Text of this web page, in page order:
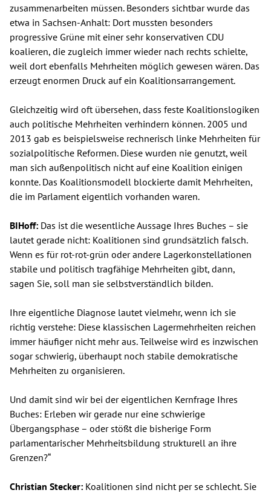
zusammenarbeiten müssen. Besonders sichtbar wurde das
etwa in Sachsen-Anhalt: Dort mussten besonders
progressive Grüne mit einer sehr konservativen CDU
koalieren, die zugleich immer wieder nach rechts schielte,
weil dort ebenfalls Mehrheiten möglich gewesen wären. Das
erzeugt enormen Druck auf ein Koalitionsarrangement.
Gleichzeitig wird oft übersehen, dass feste Koalitionslogiken
auch politische Mehrheiten verhindern können. 2005 und
2013 gab es beispielsweise rechnerisch linke Mehrheiten für
sozialpolitische Reformen. Diese wurden nie genutzt, weil
man sich außenpolitisch nicht auf eine Koalition einigen
konnte. Das Koalitionsmodell blockierte damit Mehrheiten,
die im Parlament eigentlich vorhanden waren.
BIHoff: Das ist die wesentliche Aussage Ihres Buches – sie
lautet gerade nicht: Koalitionen sind grundsätzlich falsch.
Wenn es für rot-rot-grün oder andere Lagerkonstellationen
stabile und politisch tragfähige Mehrheiten gibt, dann,
sagen Sie, soll man sie selbstverständlich bilden.
Ihre eigentliche Diagnose lautet vielmehr, wenn ich sie
richtig verstehe: Diese klassischen Lagermehrheiten reichen
immer häufiger nicht mehr aus. Teilweise wird es inzwischen
sogar schwierig, überhaupt noch stabile demokratische
Mehrheiten zu organisieren.
Und damit sind wir bei der eigentlichen Kernfrage Ihres
Buches: Erleben wir gerade nur eine schwierige
Übergangsphase – oder stößt die bisherige Form
parlamentarischer Mehrheitsbildung strukturell an ihre
Grenzen?“
Christian Stecker: Koalitionen sind nicht per se schlecht. Sie